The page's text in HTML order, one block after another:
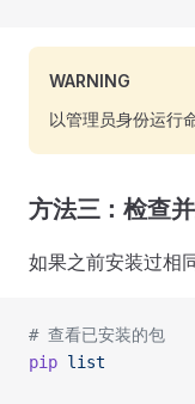
WARNING
以管理员身份运行
方法三：检查
如果之前安装过相
# 查看已安装的包
pip list